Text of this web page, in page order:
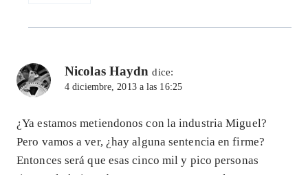
Nicolas Haydn dice:
4 diciembre, 2013 a las 16:25
¿Ya estamos metiendonos con la industria Miguel?
Pero vamos a ver, ¿hay alguna sentencia en firme?
Entonces será que esas cinco mil y pico personas